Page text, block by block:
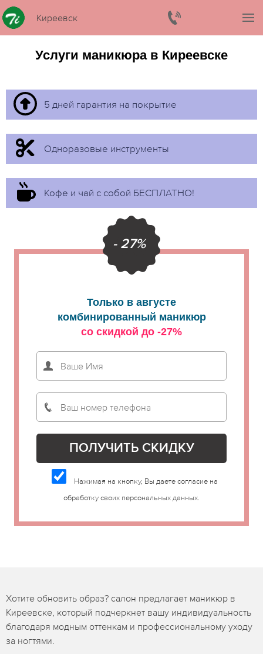
Киреевск
Услуги маникюра в Киреевске
5 дней гарантия на покрытие
Одноразовые инструменты
Кофе и чай с собой БЕСПЛАТНО!
- 27%
Только в августе
комбинированный маникюр
со скидкой до -27%
Нажимая на кнопку, Вы даете согласие на
обработку своих персональных данных.
Хотите обновить образ? салон предлагает маникюр в
Киреевске, который подчеркнет вашу индивидуальность
благодаря модным оттенкам и профессиональному уходу
за ногтями.